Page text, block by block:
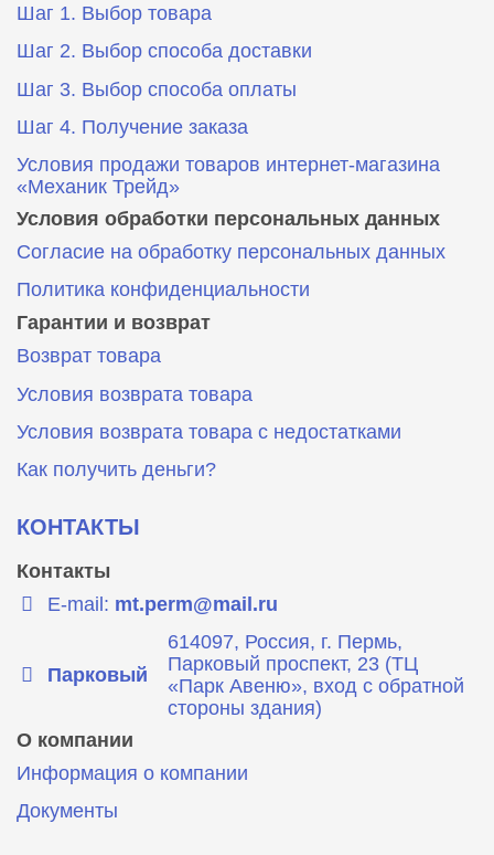
Шаг 1. Выбор товара
Шаг 2. Выбор способа доставки
Шаг 3. Выбор способа оплаты
Шаг 4. Получение заказа
Условия продажи товаров интернет-магазина
«Механик Трейд»
Условия обработки персональных данных
Согласие на обработку персональных данных
Политика конфиденциальности
Гарантии и возврат
Возврат товара
Условия возврата товара
Условия возврата товара с недостатками
Как получить деньги?
КОНТАКТЫ
Контакты
E-mail: mt.perm@mail.ru
Парковый
614097, Россия, г. Пермь,
Парковый проспект, 23 (ТЦ
«Парк Авеню», вход с обратной
стороны здания)
О компании
Информация о компании
Документы